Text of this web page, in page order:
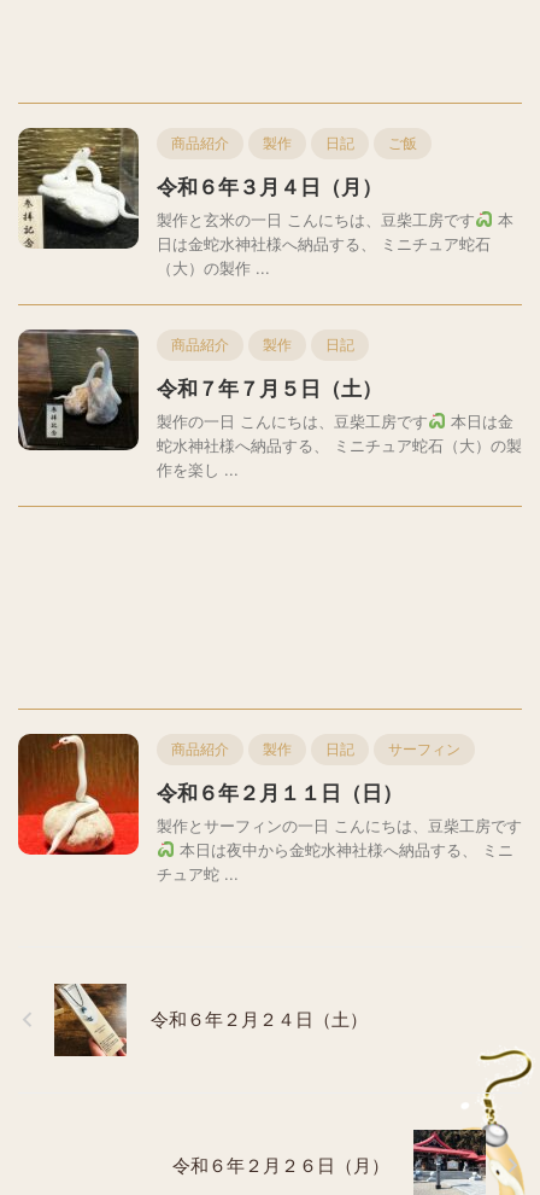
商品紹介 製作 日記 ご飯
令和６年３月４日（月）
製作と玄米の一日 こんにちは、豆柴工房です
本
日は金蛇水神社様へ納品する、 ミニチュア蛇石
（大）の製作 ...
商品紹介 製作 日記
令和７年７月５日（土）
製作の一日 こんにちは、豆柴工房です
本日は金
蛇水神社様へ納品する、 ミニチュア蛇石（大）の製
作を楽し ...
商品紹介 製作 日記 サーフィン
令和６年２月１１日（日）
製作とサーフィンの一日 こんにちは、豆柴工房です
本日は夜中から金蛇水神社様へ納品する、 ミニ
チュア蛇 ...
令和６年２月２４日（土）
令和６年２月２６日（月）